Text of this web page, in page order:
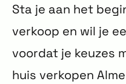
Sta je aan het
verkoop en wil je
voordat je keuzes
huis verkopen